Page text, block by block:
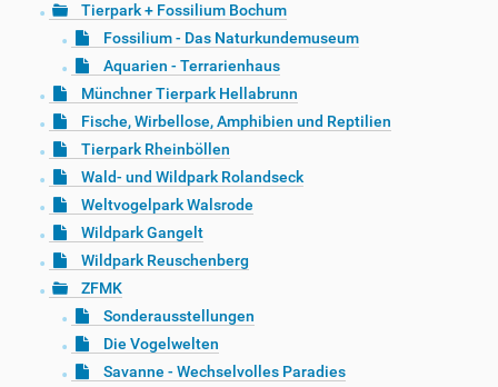
Tierpark + Fossilium Bochum
Fossilium - Das Naturkundemuseum
Aquarien - Terrarienhaus
Münchner Tierpark Hellabrunn
Fische, Wirbellose, Amphibien und Reptilien
Tierpark Rheinböllen
Wald- und Wildpark Rolandseck
Weltvogelpark Walsrode
Wildpark Gangelt
Wildpark Reuschenberg
ZFMK
Sonderausstellungen
Die Vogelwelten
Savanne - Wechselvolles Paradies